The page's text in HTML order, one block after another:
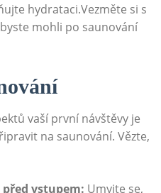
hydrataci.Vezměte si s
mohli po saunování
vaší první návštěvy je
na saunování. Vězte,
vstupem: Umyjte se,